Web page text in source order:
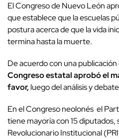
El Congreso de Nuevo León
que establece que la escuelas
postura acerca de que la vida
termina hasta la muerte.
De acuerdo con una
Congreso estatal aprobó el
favor, luego del análisis y
En el Congreso neolonés el
tiene mayoría con 15
Revolucionario Institucional